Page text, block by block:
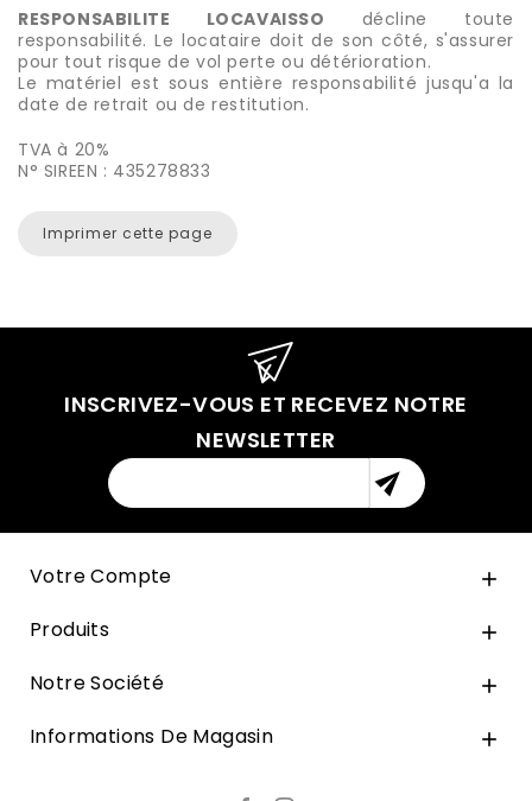
RESPONSABILITE LOCAVAISSO décline toute
responsabilité. Le locataire doit de son côté, s'assurer
pour tout risque de vol perte ou détérioration.
Le matériel est sous entière responsabilité jusqu'a la
date de retrait ou de restitution.
TVA à 20%
N° SIREEN : 435278833
INSCRIVEZ-VOUS ET RECEVEZ NOTRE
NEWSLETTER

Votre Compte 
Produits 
Notre Société 
Informations De Magasin 